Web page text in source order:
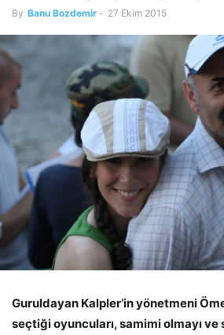
By Banu Bozdemir - 27 Ekim 2015
Guruldayan Kalpler’in yönetmeni
seçtiği oyuncuları, samimi olmayı